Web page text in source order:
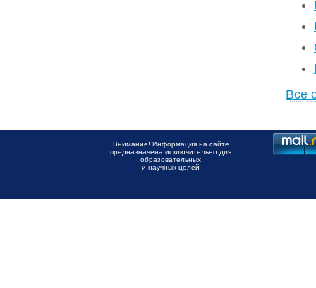
Все
Внимание! Информация на сайте
предназначена исключительно для
образовательных
и научных целей